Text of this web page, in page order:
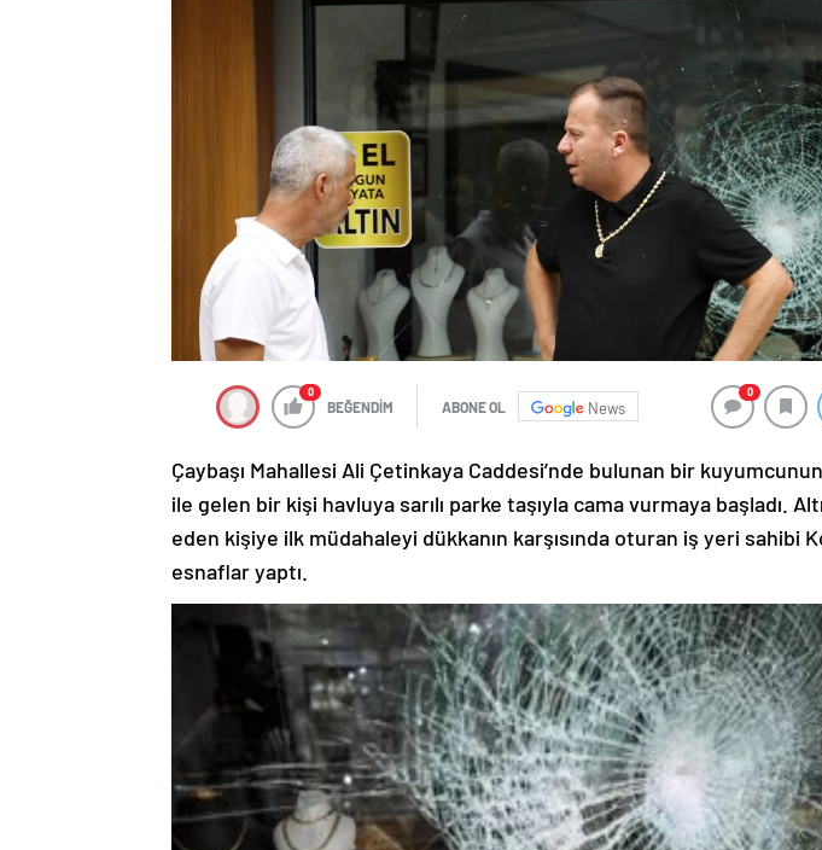
0
BEĞENDİM ABONE OL News
0
Çaybaşı Mahallesi Ali Çetinkaya Caddesi’nde bulunan bir
ile gelen bir kişi havluya sarılı parke taşıyla cama vurmaya başladı.
eden kişiye ilk müdahaleyi dükkanın karşısında oturan iş yeri sahibi
esnaflar yaptı.